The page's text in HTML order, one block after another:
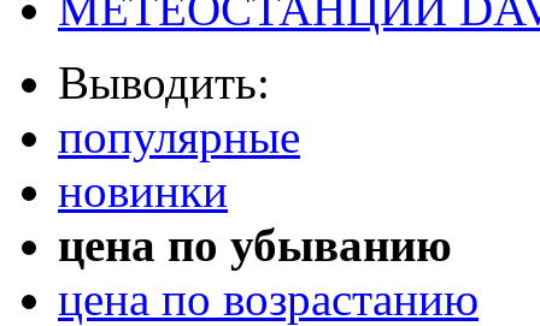
Выводить:
популярные
новинки
цена по убыванию
цена по возрастанию